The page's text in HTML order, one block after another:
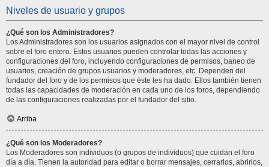
Niveles de usuario y grupos
¿Qué son los Administradores?
Los Administradores son los usuarios asignados con el mayor nivel de control
sobre el foro entero. Estos usuarios pueden controlar todas las acciones y
configuraciones del foro, incluyendo configuraciones de permisos, baneo de
usuarios, creación de grupos usuarios y moderadores, etc. Dependen del
fundador del foro y de los permisos que éste les ha dado. Ellos también tienen
todas las capacidades de moderación en cada uno de los foros, dependiendo
de las configuraciones realizadas por el fundador del sitio.
Arriba
¿Qué son los Moderadores?
Los Moderadores son individuos (o grupos de individuos) que cuidan el foro
día a día. Tienen la autoridad para editar o borrar mensajes, cerrarlos, abrirlos,